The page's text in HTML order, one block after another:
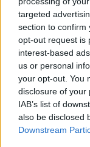
targeted
section to confirm
opt-out request is
interest-based
us or personal
your opt-out. You
disclosure of your
IAB’s list of
also be disclosed
Downstream
έναντι
τέτοιο
Δικαιοσύνη.
Ευτυχώς,
δικαιώθηκα
Θέλω να
ποτέ να
εμένα. Και αν